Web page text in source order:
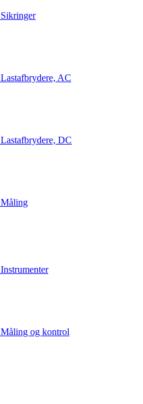
Sikringer
Lastafbrydere, AC
Lastafbrydere, DC
Måling
Instrumenter
Måling og kontrol